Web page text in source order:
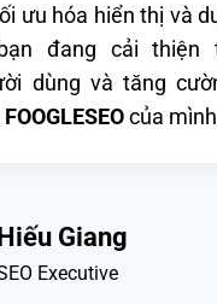
ưu hóa hiển thị và
đang cải thiện
dùng và tăng
FOOGLESEOcủa
Giang
Executive